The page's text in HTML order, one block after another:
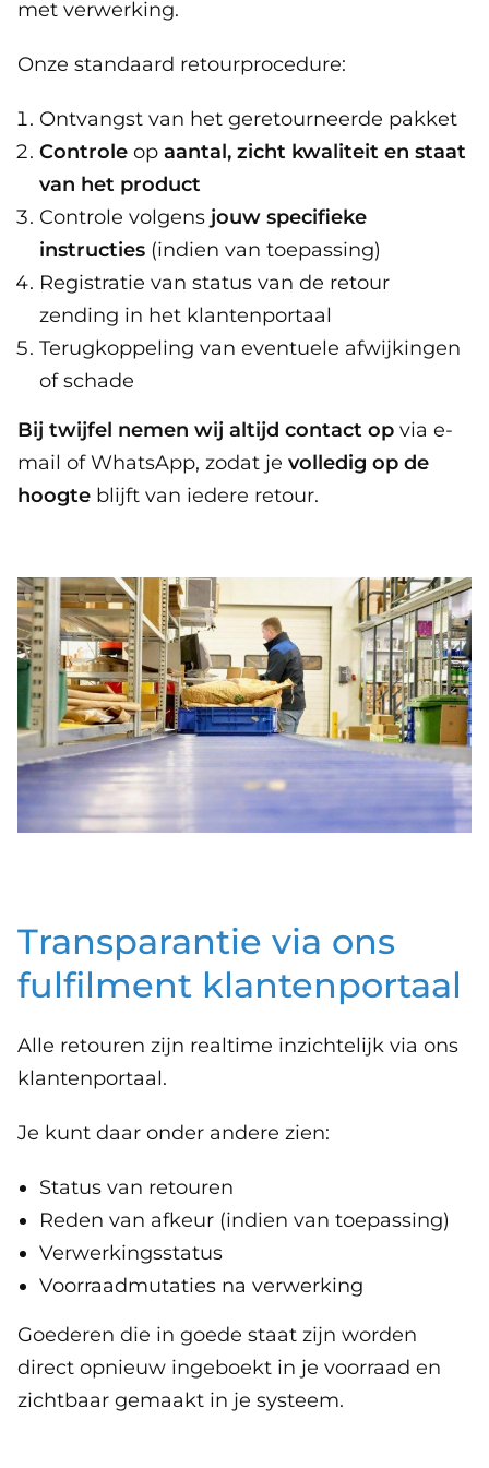
met verwerking.
Onze standaard retourprocedure:
Ontvangst van het geretourneerde pakket
Controle op aantal, zicht kwaliteit en staat
van het product
Controle volgens jouw specifieke
instructies (indien van toepassing)
Registratie van status van de retour
zending in het klantenportaal
Terugkoppeling van eventuele afwijkingen
of schade
Bij twijfel nemen wij altijd contact op via e-
mail of WhatsApp, zodat je volledig op de
hoogte blijft van iedere retour.
Transparantie via ons
fulfilment klantenportaal
Alle retouren zijn realtime inzichtelijk via ons
klantenportaal.
Je kunt daar onder andere zien:
Status van retouren
Reden van afkeur (indien van toepassing)
Verwerkingsstatus
Voorraadmutaties na verwerking
Goederen die in goede staat zijn worden
direct opnieuw ingeboekt in je voorraad en
zichtbaar gemaakt in je systeem.